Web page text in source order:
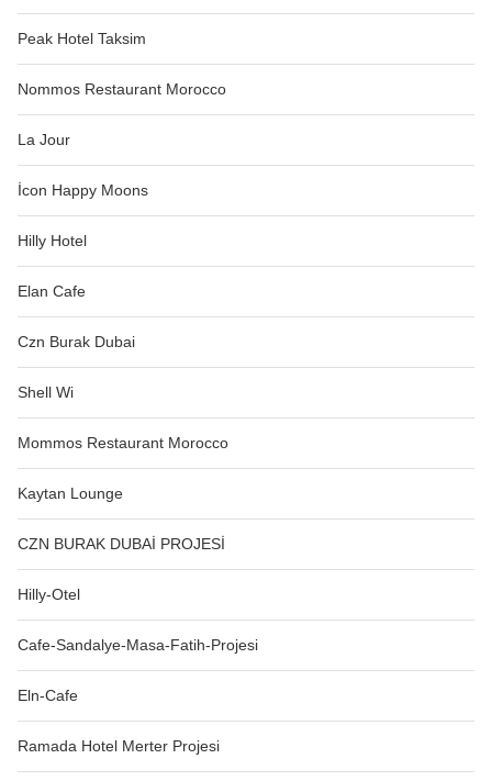
Peak Hotel Taksim
Nommos Restaurant Morocco
La Jour
İcon Happy Moons
Hilly Hotel
Elan Cafe
Czn Burak Dubai
Shell Wi
Mommos Restaurant Morocco
Kaytan Lounge
CZN BURAK DUBAİ PROJESİ
Hilly-Otel
Cafe-Sandalye-Masa-Fatih-Projesi
Eln-Cafe
Ramada Hotel Merter Projesi